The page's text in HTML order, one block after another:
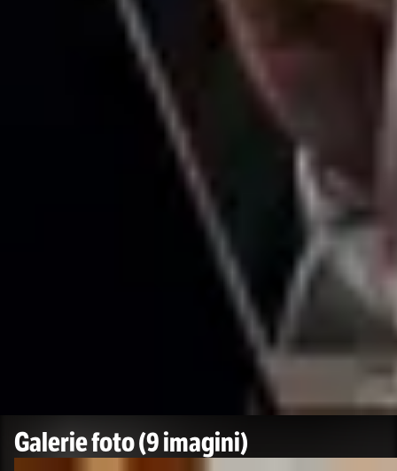
Galerie foto(9 imagini)